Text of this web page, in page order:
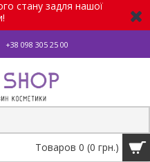
стану задля нашої
+38 098 305 25 00
Товаров 0 (0 грн.)